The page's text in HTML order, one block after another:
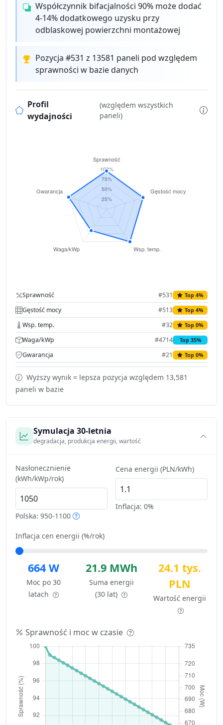
Współczynnik bifacjalności 90% może dodać
4-14% dodatkowego uzysku przy
odblaskowej powierzchni montażowej
Pozycja #531 z 13581 paneli pod względem
sprawności w bazie danych
Profil
wydajności
(względem wszystkich
paneli)
Sprawność #531 Top 4%
Gęstość mocy #513 Top 4%
Wsp. temp. #32 Top 0%
Waga/kWp #4714 Top 35%
Gwarancja #21 Top 0%
Wyższy wynik = lepsza pozycja względem 13,581
paneli w bazie
Symulacja 30-letnia
degradacja, produkcja energii, wartość
Nasłonecznienie
(kWh/kWp/rok)
Polska: 950-1100
Cena energii (PLN/kWh)
Inflacja: 0%
Inflacja cen energii (%/rok)
664 W
Moc po 30
latach
21.9 MWh
Suma energii
(30 lat)
24.1 tys.
PLN
Wartość energii
Sprawność i moc w czasie